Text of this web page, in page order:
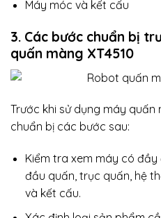
Máy móc và kết cấu
3. Các bước chuẩn bị
quấn màng XT4510
Trước khi sử dụng máy quấn
chuẩn bị các bước sau:
Kiểm tra xem máy có
đầu quấn, trục quấn, hệ
và kết cấu.